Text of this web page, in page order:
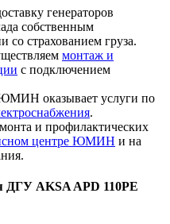
генераторов
собственным
со страхованием груза.
монтаж и
с подключением
оказывает услуги по
.
и профилактических
центре ЮМИН и на
ДГУ AKSA APD 110PE